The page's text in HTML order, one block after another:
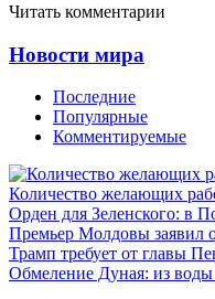
Читать комментарии
Новости мира
Последние
Популярные
Комментируемые
Количество желающих
Орден для Зеленского: в
Премьер Молдовы заявил
Трамп требует от главы
Обмеление Дуная: из воды